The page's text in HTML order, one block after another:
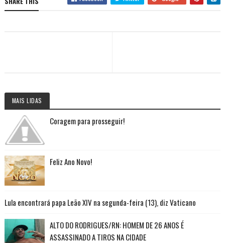
MAIS LIDAS
Coragem para prosseguir!
Feliz Ano Novo!
Lula encontrará papa Leão XIV na segunda-feira (13), diz Vaticano
ALTO DO RODRIGUES/RN: HOMEM DE 26 ANOS É
ASSASSINADO A TIROS NA CIDADE